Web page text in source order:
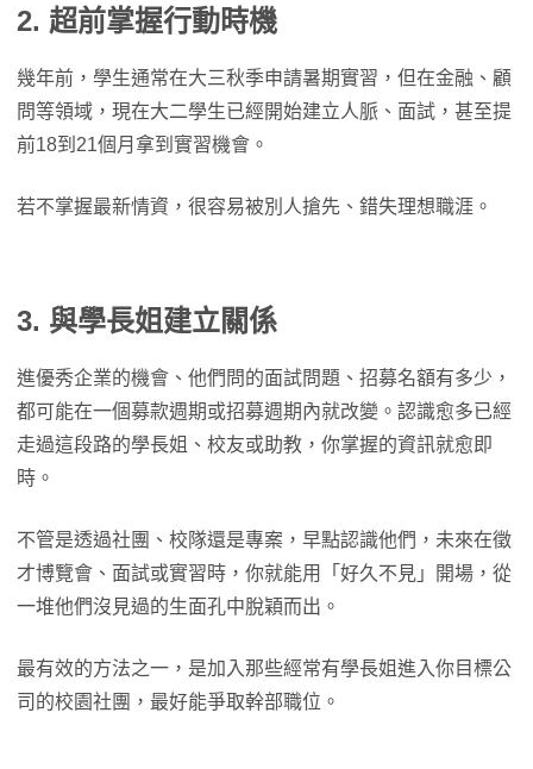
2. 超前掌握行動時機
幾年前，學生通常在大三秋季申請暑期實習，但在金融、顧
問等領域，現在大二學生已經開始建立人脈、面試，甚至提
前18到21個月拿到實習機會。
若不掌握最新情資，很容易被別人搶先、錯失理想職涯。
3. 與學長姐建立關係
進優秀企業的機會、他們問的面試問題、招募名額有多少，
都可能在一個募款週期或招募週期內就改變。認識愈多已經
走過這段路的學長姐、校友或助教，你掌握的資訊就愈即
時。
不管是透過社團、校隊還是專案，早點認識他們，未來在徵
才博覽會、面試或實習時，你就能用「好久不見」開場，從
一堆他們沒見過的生面孔中脫穎而出。
最有效的方法之一，是加入那些經常有學長姐進入你目標公
司的校園社團，最好能爭取幹部職位。